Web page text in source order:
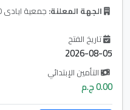
الجهة المعلنة: جمعية ايادى 4040
تاريخ الفتح
2026-08-05
التأمين الإبتدائي
0.00 ج.م